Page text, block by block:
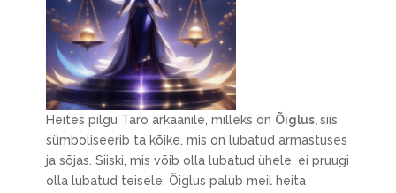
Heites pilgu Taro arkaanile, milleks on Õiglus,siis
sümboliseerib ta kõike, mis on lubatud armastuses
ja sõjas. Siiski, mis võib olla lubatud ühele, ei pruugi
olla lubatud teisele. Õiglus palub meil heita